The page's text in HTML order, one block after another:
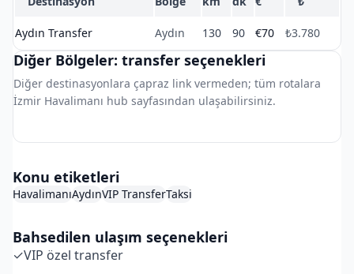
Aydın Transfer Aydın 130 90 €70 ₺3.780
Diğer Bölgeler: transfer seçenekleri
Diğer destinasyonlara çapraz link vermeden; tüm rotalara
İzmir Havalimanı hub sayfasından ulaşabilirsiniz.
Konu etiketleri
HavalimanıAydınVIP TransferTaksi
Bahsedilen ulaşım seçenekleri
✓VIP özel transfer